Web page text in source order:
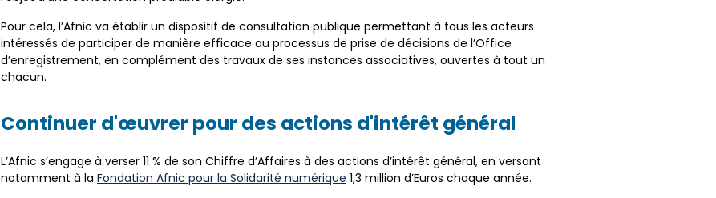
Pour cela, l’Afnic va établir un dispositif de consultation publique permettant à tous les acteurs
intéressés de participer de manière efficace au processus de prise de décisions de l’Office
d’enregistrement, en complément des travaux de ses instances associatives, ouvertes à tout un
chacun.
Continuer d'œuvrer pour des actions d'intérêt général
L’Afnic s’engage à verser 11 % de son Chiffre d’Affaires à des actions d’intérêt général, en versant
notamment à la Fondation Afnic pour la Solidarité numérique 1,3 million d’Euros chaque année.